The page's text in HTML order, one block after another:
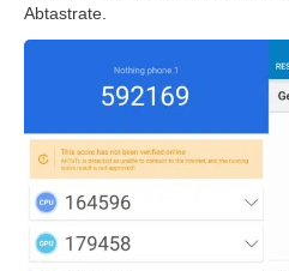
Abtastrate.